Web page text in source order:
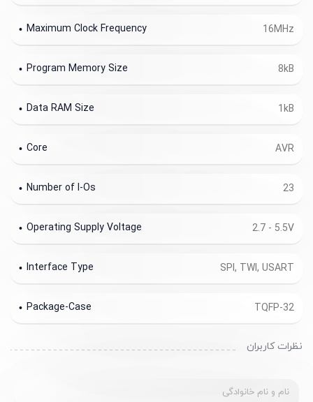
16MHz
Maximum Clock Frequency
8kB
Program Memory Size
1kB
Data RAM Size
AVR
Core
23
Number of I-Os
2.7 - 5.5V
Operating Supply Voltage
SPI, TWI, USART
Interface Type
TQFP-32
Package-Case
نظرات کاربران